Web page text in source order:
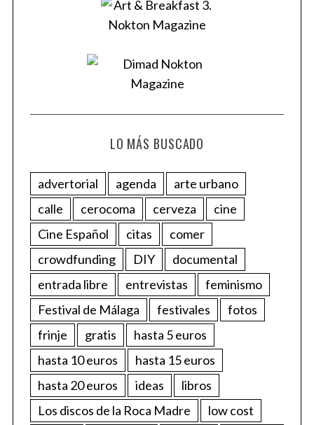
LO MÁS BUSCADO
advertorial agenda
arte urbano
calle
cerocoma cerveza
cine
Cine Español
citas
comer
crowdfunding
DIY
documental
entrada libre
entrevistas
feminismo
Festival de Málaga
festivales
fotos
frinje
gratis
hasta 5 euros
hasta 10 euros
hasta 15 euros
hasta 20 euros
ideas
libros
Los discos de la Roca Madre
low cost